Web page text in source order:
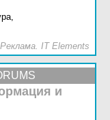
Реклама. IT Elements
и